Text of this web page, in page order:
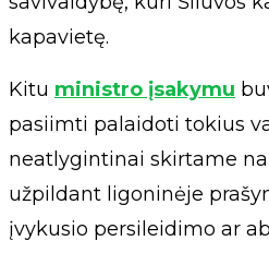
kapavietę.
Kitu ministro įsakymu
pasiimti palaidoti tokius
neatlygintinai skirtame
užpildant ligoninėje
įvykusio persileidimo ar